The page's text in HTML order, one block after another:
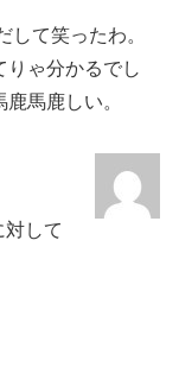
て笑ったわ。
りゃ分かるでし
馬鹿しい。
して